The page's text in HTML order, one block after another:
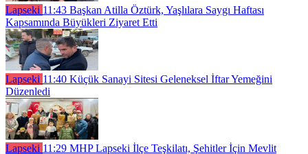
Lapseki 11:43 Başkan Atilla Öztürk, Yaşlılara Saygı Haftası
Kapsamında Büyükleri Ziyaret Etti
Lapseki 11:40 Küçük Sanayi Sitesi Geleneksel İftar Yemeğini
Düzenledi
Lapseki 11:29 MHP Lapseki İlçe Teşkilatı, Şehitler İçin Mevlit